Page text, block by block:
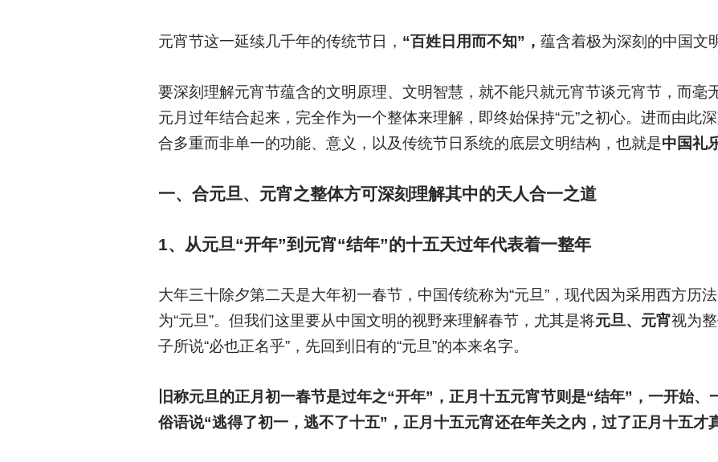
元宵节这一延续几千年的传统节日， “百姓日用而不知”， 蕴含着极为深刻的中国文
要深刻理解元宵节蕴含的文明原理、文明智慧，就不能只就元宵节谈元宵节，而毫
元月过年结合起来，完全作为一个整体来理解，即终始保持“元”之初心。进而由此
合多重而非单一的功能、意义，以及传统节日系统的底层文明结构，也就是中国礼
一、合元旦、元宵之整体方可深刻理解其中的天人合一之道
1、从元旦“开年”到元宵“结年”的十五天过年代表着一整年
大年三十除夕第二天是大年初一春节，中国传统称为“元旦”，现代因为采用西方历
为“元旦”。但我们这里要从中国文明的视野来理解春节，尤其是将元旦、元宵视为
子所说“必也正名乎”，先回到旧有的“元旦”的本来名字。
旧称元旦的正月初一春节是过年之“开年”，正月十五元宵节则是“结年”，一开始、
俗语说“逃得了初一，逃不了十五”，正月十五元宵还在年关之内，过了正月十五才